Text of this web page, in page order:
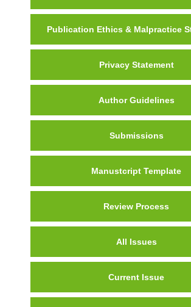
Publication Ethics & Malpractice
Privacy Statement
Author Guidelines
Submissions
Manustcript Template
Review Process
All Issues
Current Issue